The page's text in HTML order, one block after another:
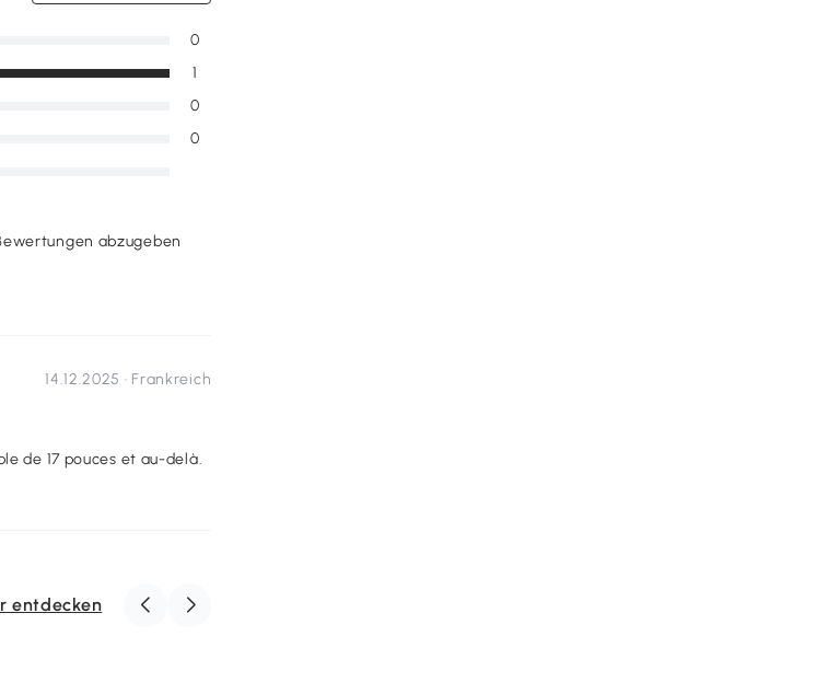
0
0
1
0
abzugeben
14.12.2025 · Frankreich
de 17 pouces et au-delà.
entdecken